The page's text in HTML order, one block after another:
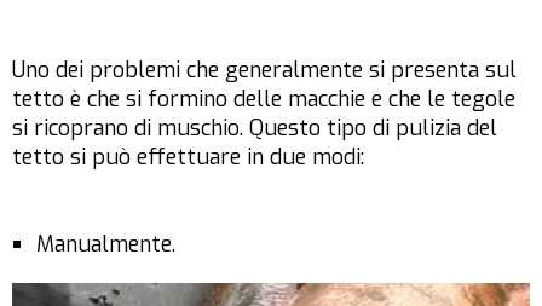
Uno dei problemi che generalmente si presenta sul
tetto è che si formino delle macchie e che le tegole
si ricoprano di muschio. Questo tipo di pulizia del
tetto si può effettuare in due modi:
Manualmente.